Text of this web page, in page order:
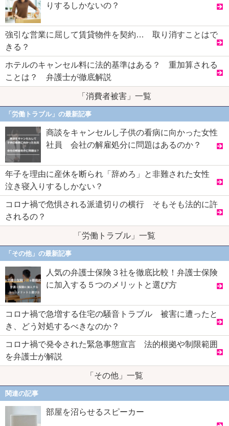
りするしかないの？
強引な営業に屈して賃貸物件を契約… 取り消すことはで
きる？
ホテルのキャンセル料に法的基準はある？ 重加算される
ことは？ 弁護士が徹底解説
「消費者被害」一覧
「労働トラブル」の最新記事
商談をキャンセルし子供の看病に向かった女性
社員 会社の解雇処分に問題はあるのか？
年子を理由に産休を断られ「辞めろ」と非難された女性
泣き寝入りするしかない？
コロナ禍で危惧される派遣切りの横行 そもそも法的に許
されるの？
「労働トラブル」一覧
「その他」の最新記事
人気の弁護士保険３社を徹底比較！弁護士保険
に加入する５つのメリットと選び方
コロナ禍で急増する住宅の騒音トラブル 被害に遭ったと
き、どう対処するべきなのか？
コロナ禍で発令された緊急事態宣言 法的根拠や制限範囲
を弁護士が解説
「その他」一覧
関連の記事
部屋を沼らせるスピーカー